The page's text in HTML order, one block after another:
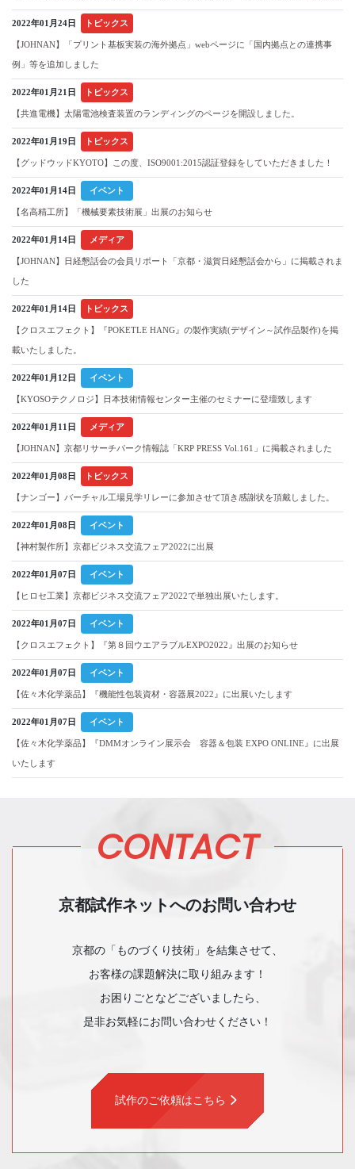
2022年01月24日 トピックス
【JOHNAN】「プリント基板実装の海外拠点」webページに「国内拠点との連携事
例」等を追加しました
2022年01月21日 トピックス
【共進電機】太陽電池検査装置のランディングのページを開設しました。
2022年01月19日 トピックス
【グッドウッドKYOTO】この度、ISO9001:2015認証登録をしていただきました！
2022年01月14日 イベント
【名高精工所】「機械要素技術展」出展のお知らせ
2022年01月14日 メディア
【JOHNAN】日経懇話会の会員リポート「京都・滋賀日経懇話会から」に掲載されま
した
2022年01月14日 トピックス
【クロスエフェクト】『POKETLE HANG』の製作実績(デザイン～試作品製作)を掲
載いたしました。
2022年01月12日 イベント
【KYOSOテクノロジ】日本技術情報センター主催のセミナーに登壇致します
2022年01月11日 メディア
【JOHNAN】京都リサーチパーク情報誌「KRP PRESS Vol.161」に掲載されました
2022年01月08日 トピックス
【ナンゴー】バーチャル工場見学リレーに参加させて頂き感謝状を頂戴しました。
2022年01月08日 イベント
【神村製作所】京都ビジネス交流フェア2022に出展
2022年01月07日 イベント
【ヒロセ工業】京都ビジネス交流フェア2022で単独出展いたします。
2022年01月07日 イベント
【クロスエフェクト】『第８回ウエアラブルEXPO2022』出展のお知らせ
2022年01月07日 イベント
【佐々木化学薬品】『機能性包装資材・容器展2022』に出展いたします
2022年01月07日 イベント
【佐々木化学薬品】『DMMオンライン展示会 容器＆包装 EXPO ONLINE』に出展
いたします
CONTACT
京都試作ネットへのお問い合わせ
京都の「ものづくり技術」を結集させて、
お客様の課題解決に取り組みます！
お困りごとなどございましたら、
是非お気軽にお問い合わせください！
試作のご依頼はこちら